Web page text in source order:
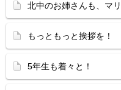
北中のお姉さんも、マ
もっともっと挨拶を！
5年生も着々と！